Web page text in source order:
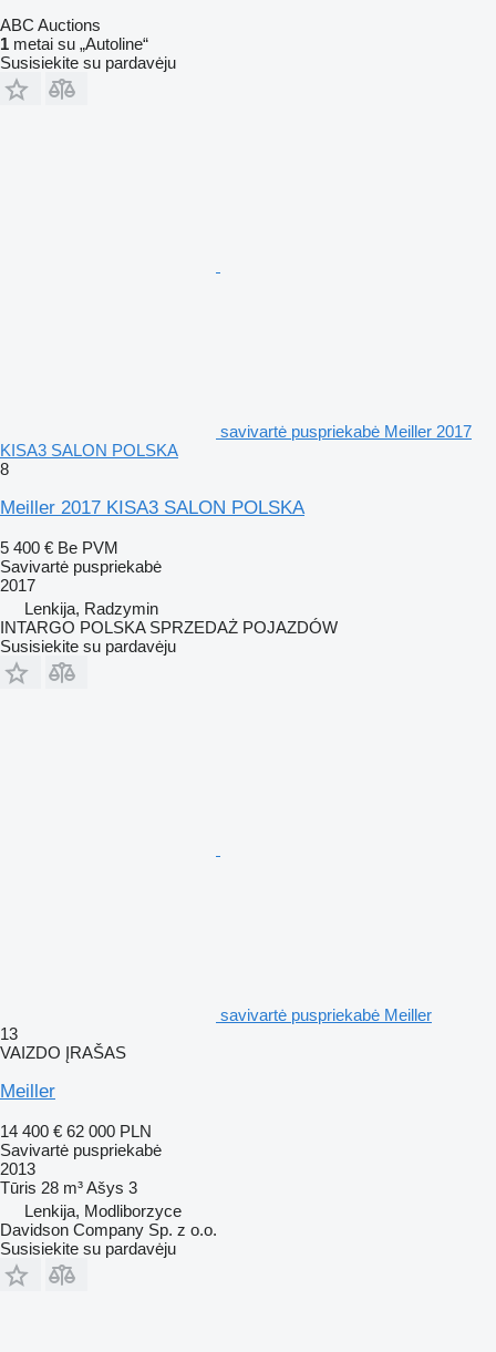
ABC Auctions
1 metai su „Autoline“
Susisiekite su pardavėju
savivartė puspriekabė Meiller 2017
KISA3 SALON POLSKA
8
Meiller 2017 KISA3 SALON POLSKA
5 400 € Be PVM
Savivartė puspriekabė
2017
Lenkija, Radzymin
INTARGO POLSKA SPRZEDAŻ POJAZDÓW
Susisiekite su pardavėju
savivartė puspriekabė Meiller
13
VAIZDO ĮRAŠAS
Meiller
14 400 € 62 000 PLN
Savivartė puspriekabė
2013
Tūris 28 m³Ašys 3
Lenkija, Modliborzyce
Davidson Company Sp. z o.o.
Susisiekite su pardavėju